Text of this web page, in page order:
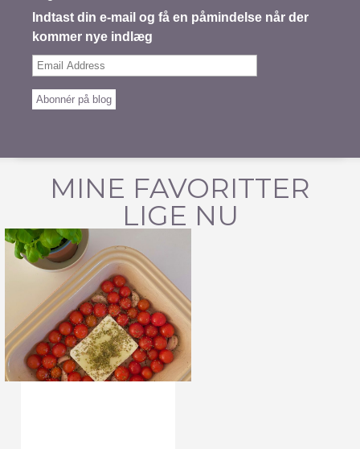
Indtast din e-mail og få en påmindelse når der
kommer nye indlæg
Email
Abonnér på blog
MINE FAVORITTER
LIGE NU